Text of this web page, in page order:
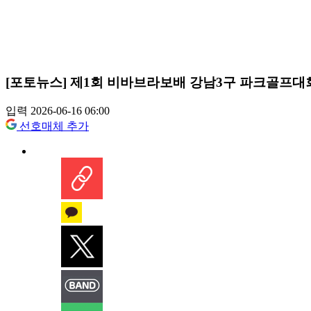
[포토뉴스] 제1회 비바브라보배 강남3구 파크골프대
입력 2026-06-16 06:00
선호매체 추가